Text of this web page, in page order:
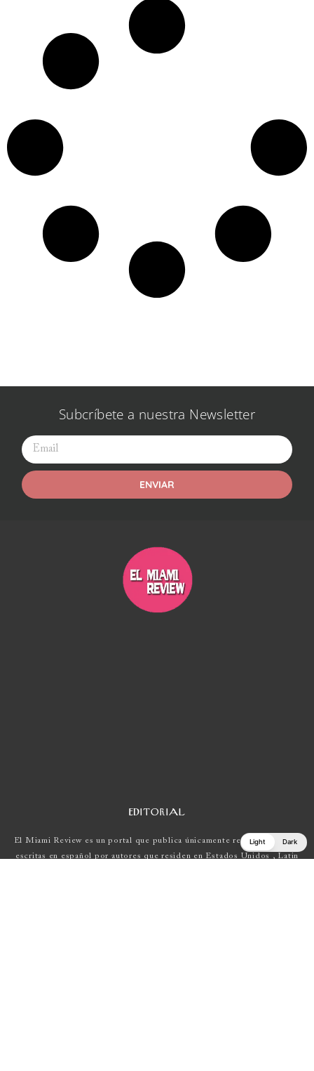
Subcríbete a nuestra Newsletter
ENVIAR
EDITORIAL
El Miami Review es un portal que publica únicamente reseñas de obras
escritas en español por autores que residen en Estados Unidos , Latin
Light Dark